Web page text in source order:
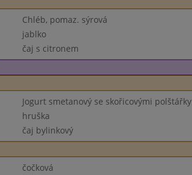
Chléb, pomaz. sýrová
jablko
čaj s citronem
Jogurt smetanový se skořicovými polštářky
hruška
čaj bylinkový
čočková